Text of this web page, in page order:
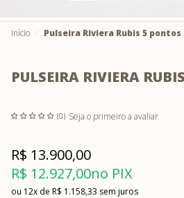
Início Pulseira Riviera Rubis 5 pontos
PULSEIRA RIVIERA
(0) Seja o primeiro a avaliar
R$ 12.927,00no PIX
R$ 13.900,00
12x R$ 1.158,33 sem juros